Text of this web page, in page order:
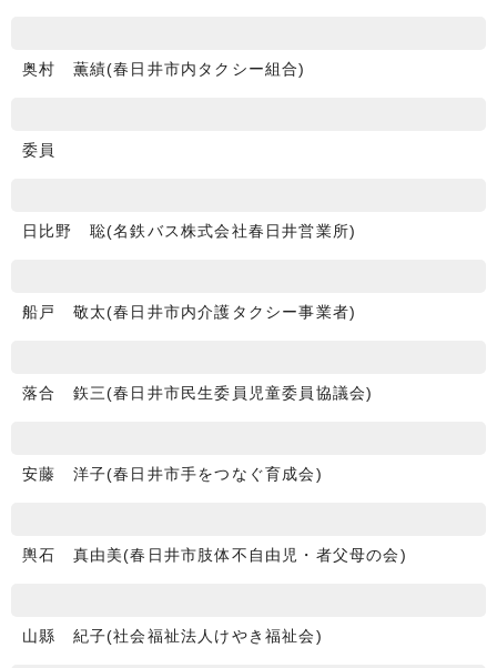
奥村 薫績(春日井市内タクシー組合)
委員
日比野 聡(名鉄バス株式会社春日井営業所)
船戸 敬太(春日井市内介護タクシー事業者)
落合 鉃三(春日井市民生委員児童委員協議会)
安藤 洋子(春日井市手をつなぐ育成会)
輿石 真由美(春日井市肢体不自由児・者父母の会)
山縣 紀子(社会福祉法人けやき福祉会)